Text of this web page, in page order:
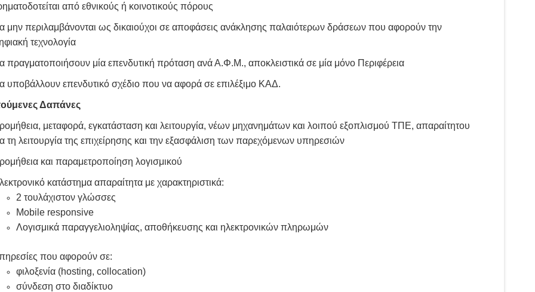
από εθνικούς ή κοινοτικούς πόρους
μην περιλαμβάνονται ως δικαιούχοι σε αποφάσεις ανάκλησης παλαιότερων δράσεων που αφορούν την
τεχνολογία
πραγματοποιήσουν μία επενδυτική πρόταση ανά Α.Φ.Μ., αποκλειστικά σε μία μόνο Περιφέρεια
υποβάλλουν επενδυτικό σχέδιο που να αφορά σε επιλέξιμο ΚΑΔ.
Δαπάνες
μεταφορά, εγκατάσταση και λειτουργία, νέων μηχανημάτων και λοιπού εξοπλισμού ΤΠΕ, απαραίτητου
τη λειτουργία της επιχείρησης και την εξασφάλιση των παρεχόμενων υπηρεσιών
και παραμετροποίηση λογισμικού
κατάστημα απαραίτητα με χαρακτηριστικά:
2 τουλάχιστον γλώσσες
Mobile responsive
Λογισμικά παραγγελιοληψίας, αποθήκευσης και ηλεκτρονικών πληρωμών
που αφορούν σε:
φιλοξενία (hosting, collocation)
σύνδεση στο διαδίκτυο